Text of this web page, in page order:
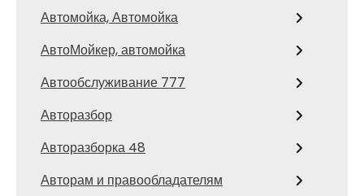
Автомойка, Автомойка
АвтоМойкер, автомойка
Автообслуживание 777
Авторазбор
Авторазборка 48
Авторам и правообладателям